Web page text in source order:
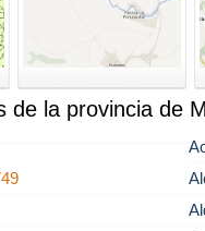
de la provincia de